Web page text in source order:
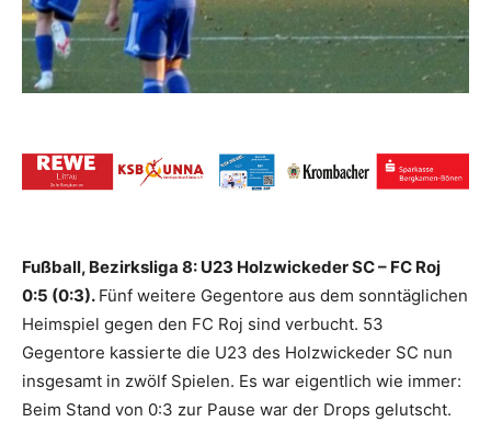
Fußball, Bezirksliga 8: U23 Holzwickeder SC – FC Roj
0:5 (0:3). Fünf weitere Gegentore aus dem sonntäglichen
Heimspiel gegen den FC Roj sind verbucht. 53
Gegentore kassierte die U23 des Holzwickeder SC nun
insgesamt in zwölf Spielen. Es war eigentlich wie immer:
Beim Stand von 0:3 zur Pause war der Drops gelutscht.